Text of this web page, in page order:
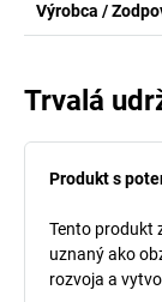
Výrobca /
Trvalá
Produkt s
Tento produkt
uznaný ako
rozvoja a